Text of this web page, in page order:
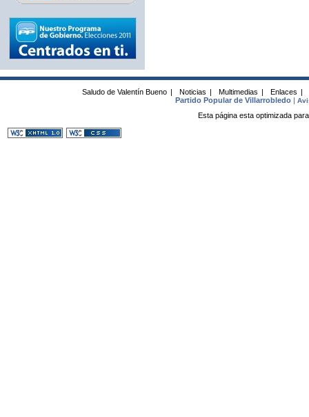
Saludo de Valentín Bueno | Noticias | Multimedias | Enlaces |
Partido Popular de Villarrobledo |
Esta página esta optimizada